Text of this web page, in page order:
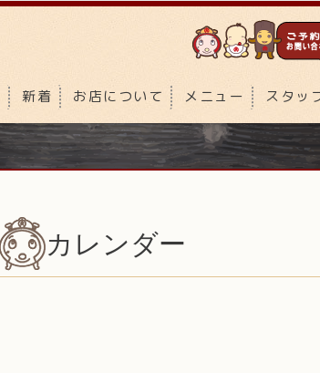
新着 お店について メニュー スタッ
カレンダー